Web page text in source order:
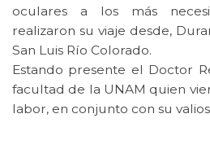
oculares a los más
realizaron su viaje desde,
San Luis Río Colorado.
Estando presente el Doctor
facultad de la UNAM quien
labor, en conjunto con su